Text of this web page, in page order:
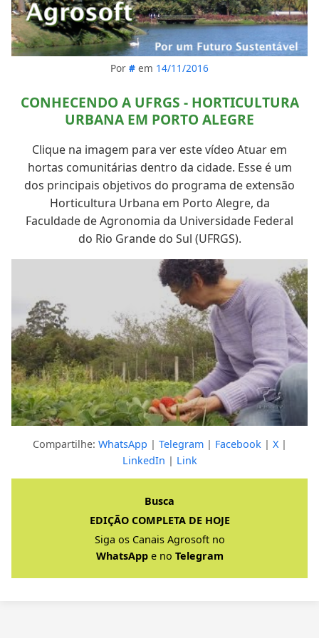
Por # em 14/11/2016
CONHECENDO A UFRGS - HORTICULTURA
URBANA EM PORTO ALEGRE
Clique na imagem para ver este vídeo Atuar em
hortas comunitárias dentro da cidade. Esse é um
dos principais objetivos do programa de extensão
Horticultura Urbana em Porto Alegre, da
Faculdade de Agronomia da Universidade Federal
do Rio Grande do Sul (UFRGS).
Clique para ver a resposta completa
Compartilhe: WhatsApp | Telegram| Facebook | X|
LinkedIn | Link
Busca
EDIÇÃO COMPLETA DE HOJE
Siga os Canais Agrosoft no
WhatsAppe no Telegram